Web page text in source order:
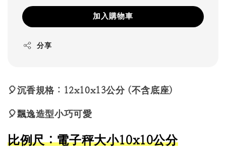
加入購物車
分享
🎈沉香規格：12x10x13公分(不含底座)
🎈飄逸造型小巧可愛
比例尺：電子秤大小10x10公分